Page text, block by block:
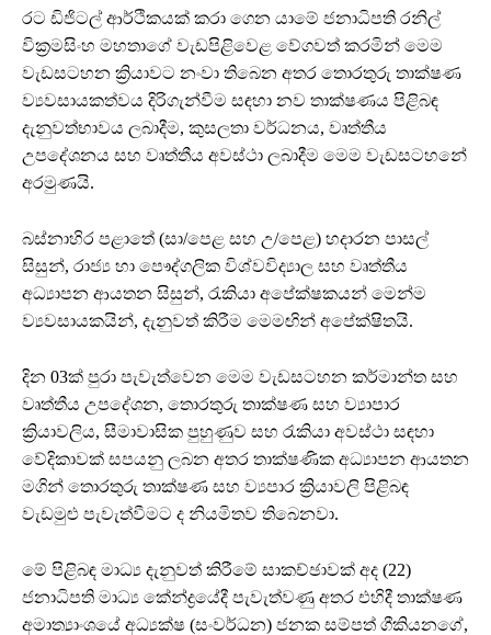
රට ඩිජිටල් ආර්ථිකයක් කරා ගෙන යාමේ ජනාධිපති රනිල්
වික්‍රමසිංහ මහතාගේ වැඩපිළිවෙළ වේගවත් කරමින් මෙම
වැඩසටහන ක්‍රියාවට නංවා තිබෙන අතර තොරතුරු තාක්ෂණ
ව්‍යවසායකත්වය දිරිගැන්වීම සඳහා නව තාක්ෂණය පිළිබඳ
දැනුවත්භාවය ලබාදීම, කුසලතා වර්ධනය, වෘත්තීය
උපදේශනය සහ වෘත්තීය අවස්ථා ලබාදීම මෙම වැඩසටහනේ
අරමුණයි.
බස්නාහිර පළාතේ (සා/පෙළ සහ උ/පෙළ) හදාරන පාසල්
සිසුන්, රාජ්‍ය හා පෞද්ගලික විශ්වවිද්‍යාල සහ වෘත්තීය
අධ්‍යාපන ආයතන සිසුන්, රැකියා අපේක්ෂකයන් මෙන්ම
ව්‍යවසායකයින්, දැනුවත් කිරීම මෙමඟින් අපේක්ෂිතයි.
දින 03ක් පුරා පැවැත්වෙන මෙම වැඩසටහන කර්මාන්ත සහ
වෘත්තීය උපදේශන, තොරතුරු තාක්ෂණ සහ ව්‍යාපාර
ක්‍රියාවලිය, සීමාවාසික පුහුණුව සහ රැකියා අවස්ථා සඳහා
වේදිකාවක් සපයනු ලබන අතර තාක්ෂණික අධ්‍යාපන ආයතන
මගින් තොරතුරු තාක්ෂණ සහ ව්‍යපාර ක්‍රියාවලි පිළිබඳ
වැඩමුළු පැවැත්වීමට ද නියමිතව තිබෙනවා.
මේ පිළිබඳ මාධ්‍ය දැනුවත් කිරීමේ සාකච්ඡාවක් අද (22)
ජනාධිපති මාධ්‍ය කේන්ද්‍රයේදී පැවැත්වණු අතර එහිදී තාක්ෂණ
අමාත්‍යාංශයේ අධ්‍යක්ෂ (සංවර්ධන) ජනක සම්පත් ගීකියනගේ,